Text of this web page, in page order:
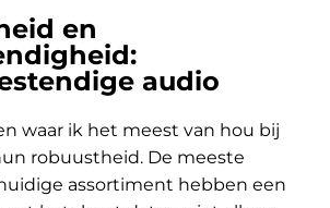
en
audio
waar ik het meest van hou bij
robuustheid. De meeste
assortiment hebben een